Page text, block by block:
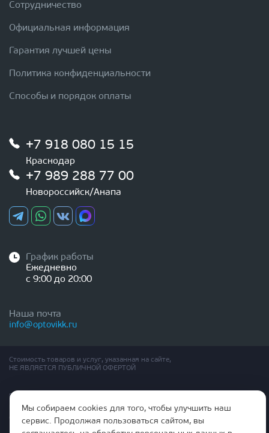
Сотрудничество
Официальная информация
Гарантия лучшей цены
Политика конфиденциальности
Способы и порядок оплаты
+7 918 080 15 15
Краснодар
+7 989 288 77 00
Новороссийск/Анапа
График работы
Ежедневно
с 9:00 до 20:00
Наша почта
info@optovikk.ru
Стоимость товаров и услуг, указанная на сайте,
НЕ ЯВЛЯЕТСЯ ПУБЛИЧНОЙ ОФЕРТОЙ
Правила эксплутации входных и межкомнатных дверей
Политика обработки персональных данных
Согласие на обработку персональных данных
Мы собираем cookies для того, чтобы улучшить наш
сервис. Продолжая пользоваться сайтом, вы